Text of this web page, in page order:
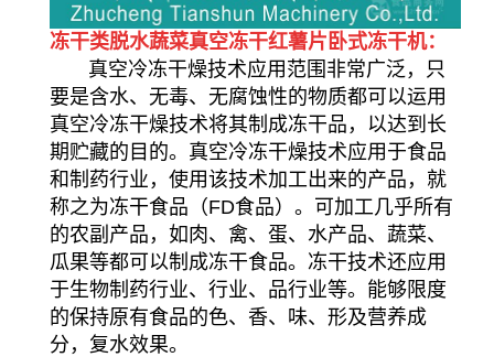
冻干类脱水蔬菜真空冻干红薯片卧式冻干机：
真空冷冻干燥技术应用范围非常广泛，只
要是含水、无毒、无腐蚀性的物质都可以运用
真空冷冻干燥技术将其制成冻干品，以达到长
期贮藏的目的。真空冷冻干燥技术应用于食品
和制药行业，使用该技术加工出来的产品，就
称之为冻干食品（FD食品）。可加工几乎所有
的农副产品，如肉、禽、蛋、水产品、蔬菜、
瓜果等都可以制成冻干食品。冻干技术还应用
于生物制药行业、行业、品行业等。能够限度
的保持原有食品的色、香、味、形及营养成
分，复水效果。